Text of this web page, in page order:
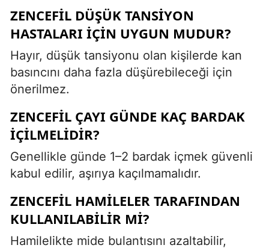
ZENCEFIL DÜŞÜK TANSIYON
HASTALARI IÇIN UYGUN MUDUR?
Hayır, düşük tansiyonu olan kişilerde kan
basıncını daha fazla düşürebileceği için
önerilmez.
ZENCEFIL ÇAYI GÜNDE KAÇ BARDAK
IÇILMELIDIR?
Genellikle günde 1–2 bardak içmek güvenli
kabul edilir, aşırıya kaçılmamalıdır.
ZENCEFIL HAMILELER TARAFINDAN
KULLANILABILIR MI?
Hamilelikte mide bulantısını azaltabilir,